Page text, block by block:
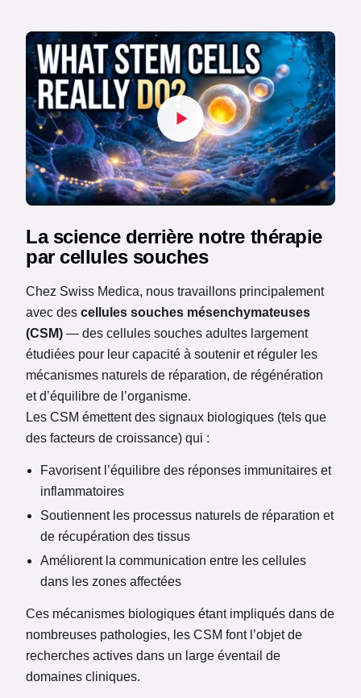
La science derrière notre thérapie
par cellules souches
Chez Swiss Medica, nous travaillons principalement
avec des cellules souches mésenchymateuses
(CSM) — des cellules souches adultes largement
étudiées pour leur capacité à soutenir et réguler les
mécanismes naturels de réparation, de régénération
et d’équilibre de l’organisme.
Les CSM émettent des signaux biologiques (tels que
des facteurs de croissance) qui :
Favorisent l’équilibre des réponses immunitaires et
inflammatoires
Soutiennent les processus naturels de réparation et
de récupération des tissus
Améliorent la communication entre les cellules
dans les zones affectées
Ces mécanismes biologiques étant impliqués dans de
nombreuses pathologies, les CSM font l’objet de
recherches actives dans un large éventail de
domaines cliniques.